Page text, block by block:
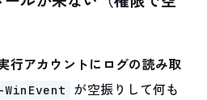
行アカウントにログの読み取
WinEvent
が空振りして何も